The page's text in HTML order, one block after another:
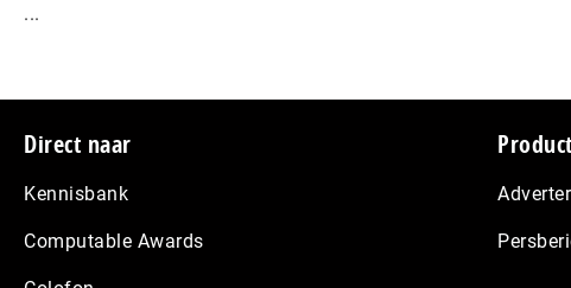
...
Footer
Direct naar
Kennisbank
Computable Awards